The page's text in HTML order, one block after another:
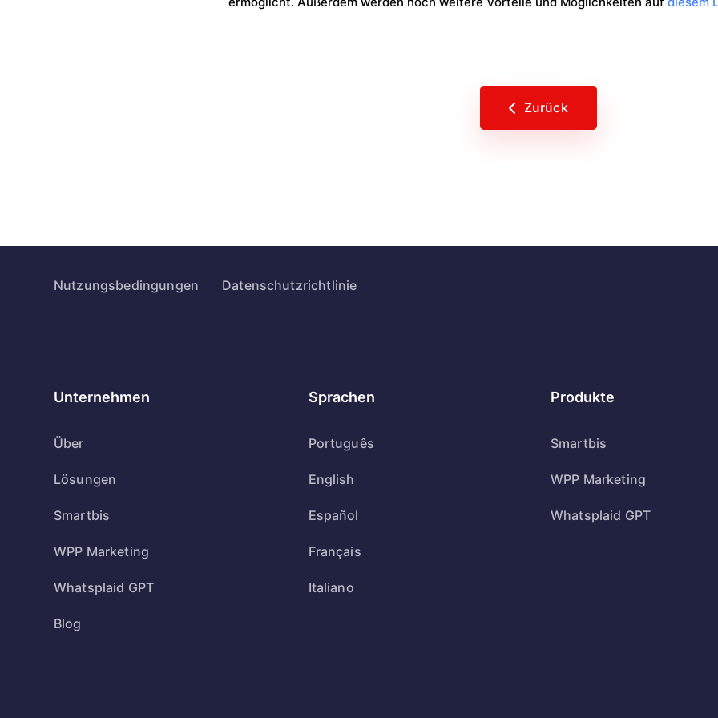
Zurück
Nutzungsbedingungen Datenschutzrichtlinie
Unternehmen
Über
Lösungen
Smartbis
WPP Marketing
Whatsplaid GPT
Blog
Sprachen
Português
English
Español
Français
Italiano
Produkte
Smartbis
WPP Marketing
Whatsplaid GPT